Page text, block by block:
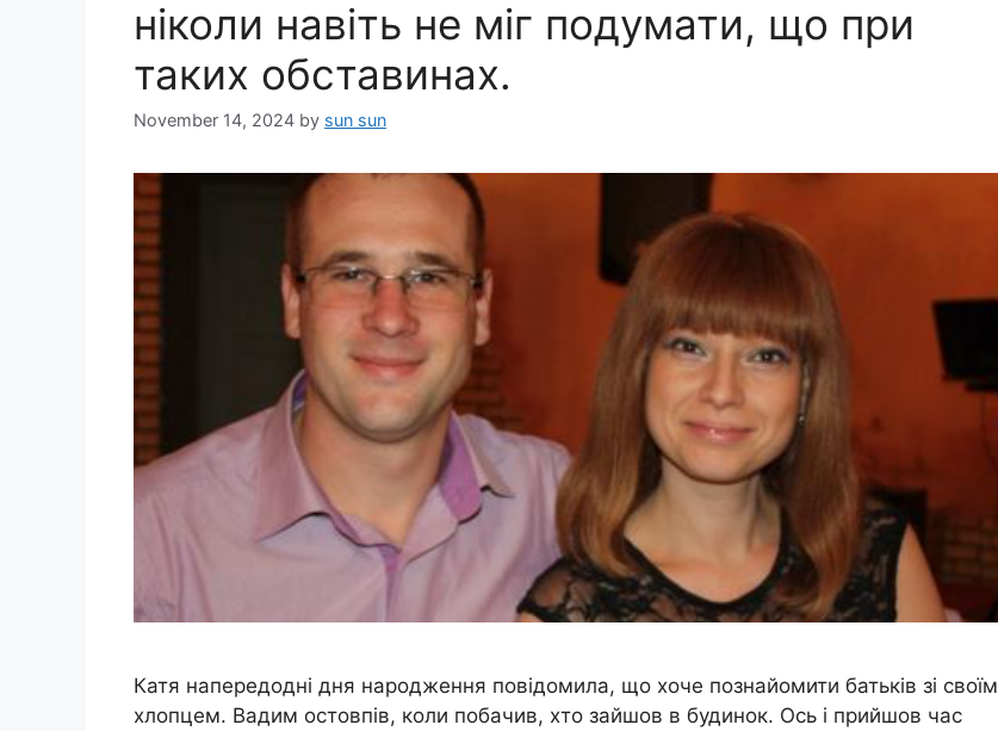
ніколи навіть не міг подумати, що при
таких обставинах.
November 14, 2024 by sun sun
Катя напередодні дня народження повідомила, що хоче познайомити батьків зі своїм
хлопцем. Вадим остовпів, коли побачив, хто зайшов в будинок. Ось і прийшов час